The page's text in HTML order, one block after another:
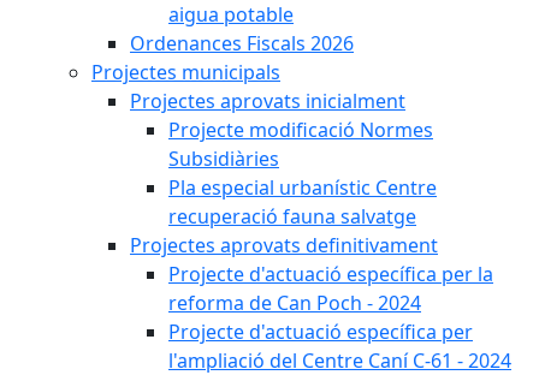
aigua potable
Ordenances Fiscals 2026
Projectes municipals
Projectes aprovats inicialment
Projecte modificació Normes
Subsidiàries
Pla especial urbanístic Centre
recuperació fauna salvatge
Projectes aprovats definitivament
Projecte d'actuació específica per la
reforma de Can Poch - 2024
Projecte d'actuació específica per
l'ampliació del Centre Caní C-61 - 2024